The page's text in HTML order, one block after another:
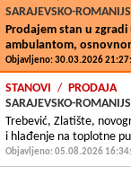
SARAJEVSKO-
Prodajem stan u zgradi
ambulantom,
Objavljeno: 30.03.2026
STANOVI / PRODAJA
SARAJEVSKO-
Trebević, Zlatište,
i hlađenje na toplotne
Objavljeno: 05.08.2026